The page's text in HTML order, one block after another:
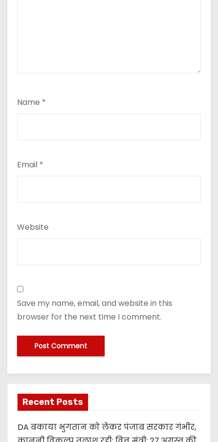
Name *
Email *
Website
Save my name, email, and website in this
browser for the next time I comment.
Recent Posts
DA बकाया भुगतान को लेकर पंजाब सरकार गंभीर,